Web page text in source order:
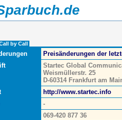
by Call
Preisänderungen der
Startec Global
Weismüllerstr. 25
D-60314 Frankfurt am
http://www.startec.info
-
069-420 877 36